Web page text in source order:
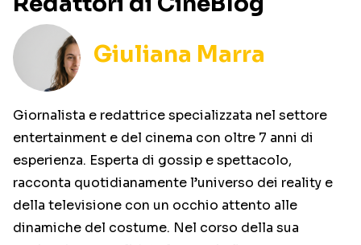
Giuliana Marra
Giornalista e redattrice specializzata nel settore
entertainment e del cinema con oltre 7 anni di
esperienza. Esperta di gossip e spettacolo,
racconta quotidianamente l’universo dei reality e
della televisione con un occhio attento alle
dinamiche del costume. Nel corso della sua